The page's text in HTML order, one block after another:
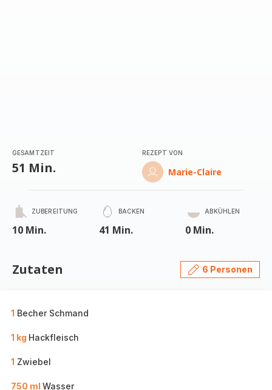
GESAMTZEIT
51 Min.
REZEPT VON
Marie-Claire
ZUBEREITUNG
10 Min.
BACKEN
41 Min.
ABKÜHLEN
0 Min.
Zutaten 6 Personen
1 Becher Schmand
1 kg Hackfleisch
1 Zwiebel
750 ml Wasser